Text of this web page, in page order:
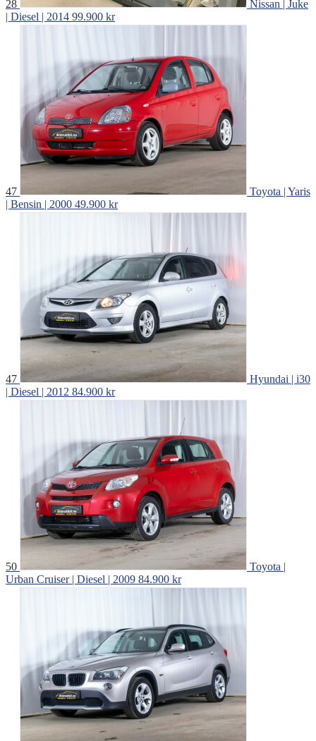
28
Nissan | Juke
| Diesel | 2014 99.900 kr
47
Toyota | Yaris
| Bensin | 2000 49.900 kr
47
Hyundai | i30
| Diesel | 2012 84.900 kr
50
Toyota |
Urban Cruiser | Diesel | 2009 84.900 kr